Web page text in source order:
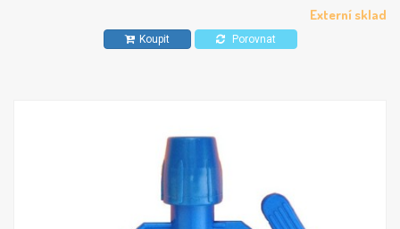
Externí sklad
Koupit Porovnat